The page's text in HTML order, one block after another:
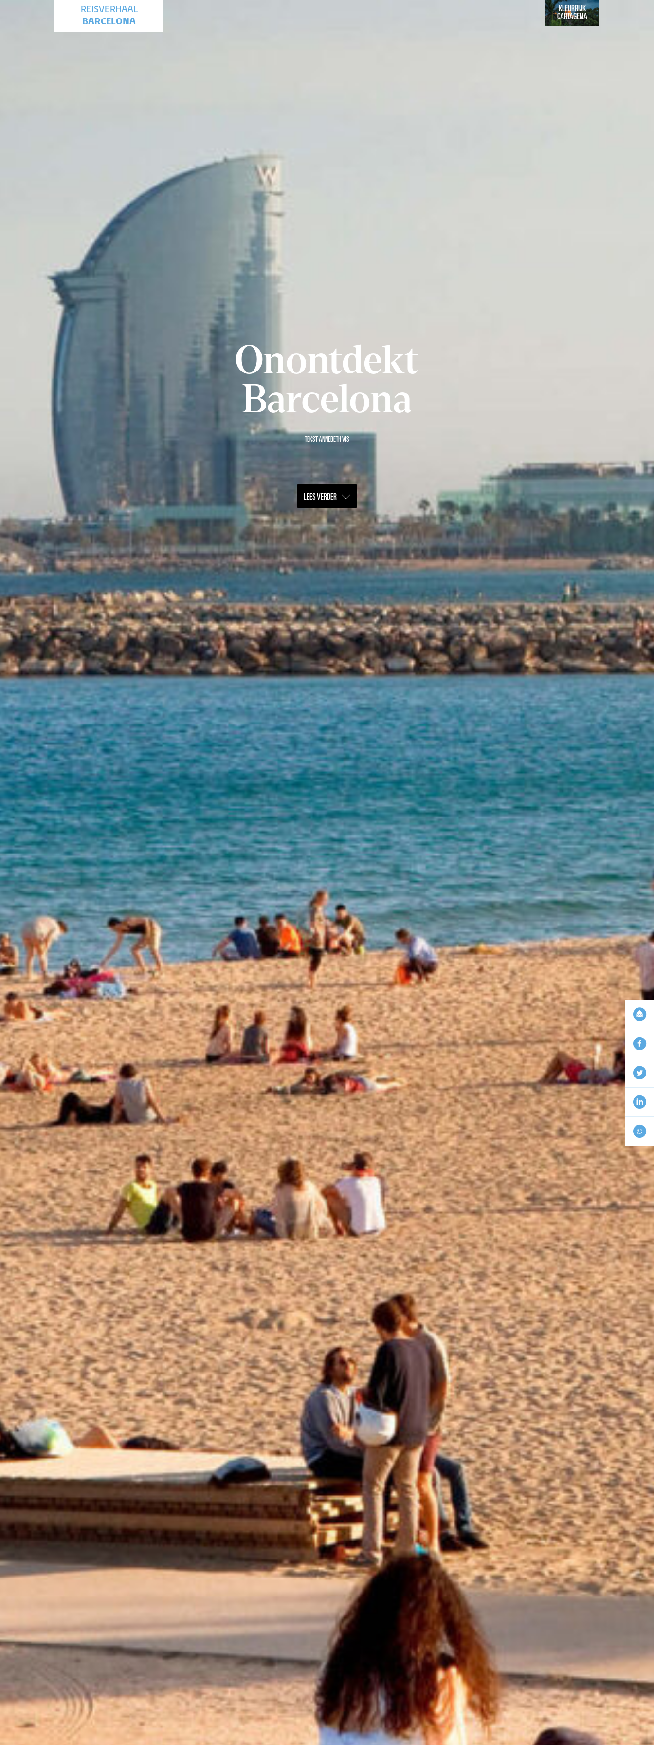
REISVERHAAL
BARCELONA
KLEURRIJK
CARTAGENA
Onontdekt
Barcelona
TEKST ANNEBETH VIS
LEES VERDER